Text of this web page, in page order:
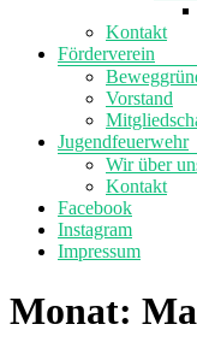
Kontakt
Förderverein
Vorstand
Jugendfeuerwehr
Wir über
Kontakt
Facebook
Instagram
Impressum
Monat: